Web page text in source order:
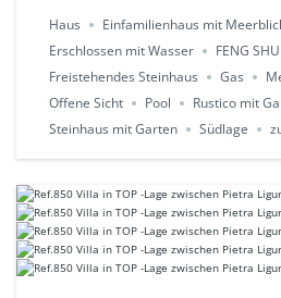
Haus
Einfamilienhaus mit
Erschlossen mit Wasser
FENG
Freistehendes Steinhaus
Gas
Offene Sicht
Pool
Rustico mit
Steinhaus mit Garten
Südlage